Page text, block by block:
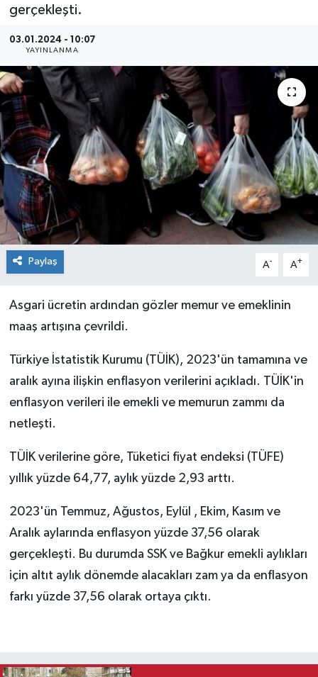
gerçekleşti.
03.01.2024 - 10:07
YAYINLANMA
Paylaş A- A+
Asgari ücretin ardından gözler memur ve emeklinin
maaş artışına çevrildi.
Türkiye İstatistik Kurumu (TÜİK), 2023'ün tamamına ve
aralık ayına ilişkin enflasyon verilerini açıkladı. TÜİK'in
enflasyon verileri ile emekli ve memurun zammı da
netleşti.
TÜİK verilerine göre, Tüketici fiyat endeksi (TÜFE)
yıllık yüzde 64,77, aylık yüzde 2,93 arttı.
2023'ün Temmuz, Ağustos, Eylül , Ekim, Kasım ve
Aralık aylarında enflasyon yüzde 37,56 olarak
gerçekleşti. Bu durumda SSK ve Bağkur emekli aylıkları
için altıt aylık dönemde alacakları zam ya da enflasyon
farkı yüzde 37,56 olarak ortaya çıktı.